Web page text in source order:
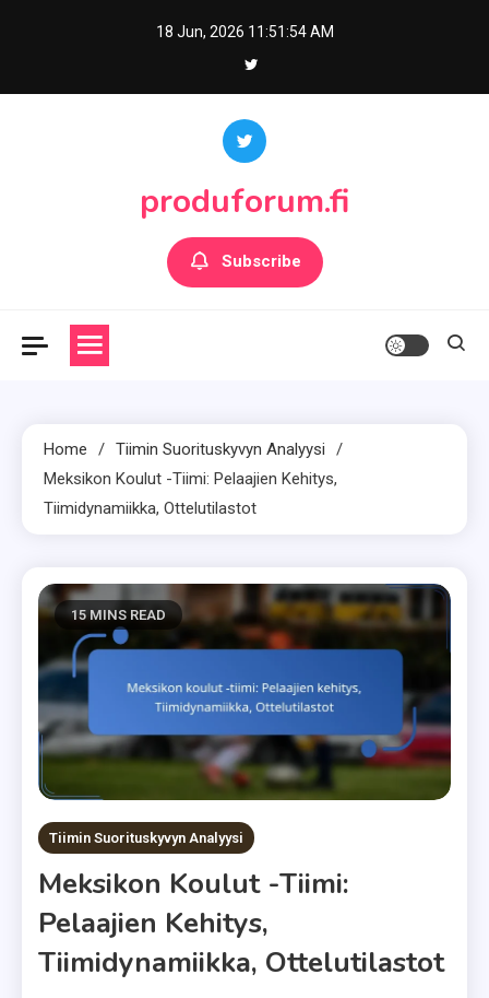
18 Jun, 2026 11:51:55 AM
produforum.fi
Subscribe
Home
Tiimin Suorituskyvyn Analyysi
Meksikon Koulut -tiimi: Pelaajien Kehitys,
Tiimidynamiikka, Ottelutilastot
15 MINS READ
Tiimin Suorituskyvyn Analyysi
Meksikon Koulut -tiimi:
Pelaajien Kehitys,
Tiimidynamiikka, Ottelutilastot